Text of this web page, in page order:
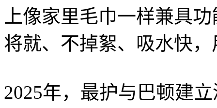
上像家里毛巾一样兼具
将就、不掉絮、吸水快
2025年，最护与巴顿建